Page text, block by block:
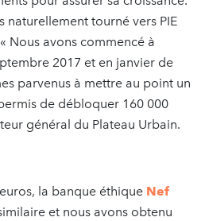
naturellement tourné vers PIE
Nous avons commencé à
2017 et en janvier de
parvenus à mettre au point un
de débloquer 160 000
général du Plateau Urbain.
la banque éthique Nef
et nous avons obtenu